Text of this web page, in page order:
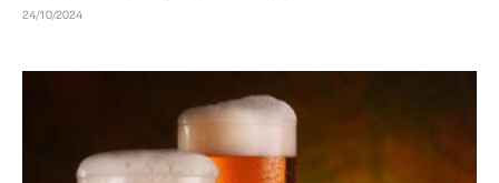
24/10/2024